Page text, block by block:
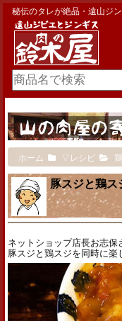
秘伝のタレが絶品・遠山ジ
ホーム ▽レシピ
豚スジと鶏ス
ネットショップ店長お志保
豚スジと鶏スジを同時に楽